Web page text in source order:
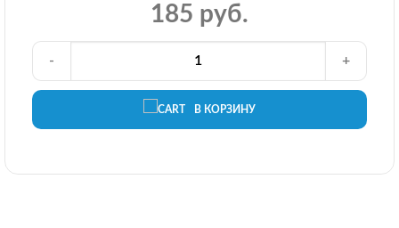
185 руб.
В КОРЗИНУ
- +